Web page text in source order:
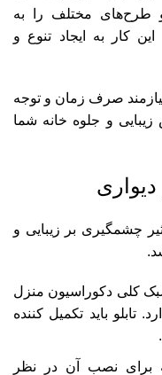
و طرح‌های مختلف را به
کار به ایجاد تنوع و
صرف زمان و توجه
زیبایی و جلوه خانه شما
چشمگیری بر زیبایی و
سبک کلی دکوراسیون منزل
تابلو باید تکمیل کننده
که برای نصب آن در نظر